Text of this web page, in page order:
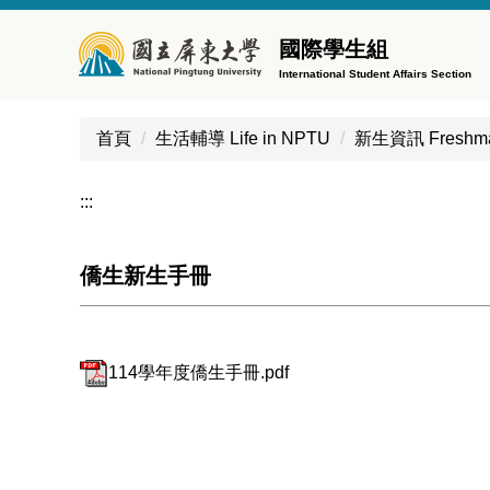
國際學生組
International Student Affairs Section
首頁 生活輔導 Life in NPTU 新生資訊
:::
僑生新生手冊
114學年度僑生手冊.pdf